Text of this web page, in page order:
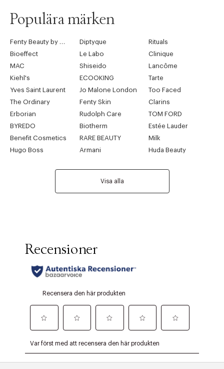
Populära märken
Diptyque
Rituals
Bioeffect
Le Labo
Clinique
MAC
Shiseido
Lancôme
Kiehl's
ECOOKING
Tarte
Yves Saint Laurent
Jo Malone London
Too Faced
The Ordinary
Fenty Skin
Clarins
Erborian
Rudolph Care
TOM FORD
BYREDO
Biotherm
Estée Lauder
Benefit Cosmetics
RARE BEAUTY
Milk
Hugo Boss
Armani Huda Beauty
Visa alla